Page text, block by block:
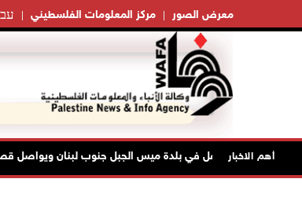
مركز المعلومات الفلسطيني معرض الصور
أهم الاخبار
الاحتلال يتوغل في بلدة ميس الجبل جنوب لبنان ويواصل